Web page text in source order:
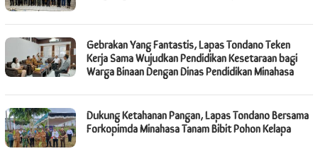
Gebrakan Yang Fantastis, Lapas Tondano Teken
Kerja Sama Wujudkan Pendidikan Kesetaraan bagi
Warga Binaan Dengan Dinas Pendidikan Minahasa
Dukung Ketahanan Pangan, Lapas Tondano Bersama
Forkopimda Minahasa Tanam Bibit Pohon Kelapa